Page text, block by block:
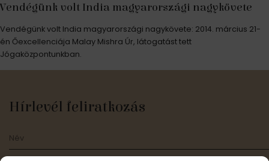
Vendégünk volt India magyarországi nagykövete
Vendégünk volt India magyarországi nagykövete: 2014. március 21-
én Őexcellenciája Malay Mishra Úr, látogatást tett
Jógaközpontunkban.
Hírlevél feliratkozás